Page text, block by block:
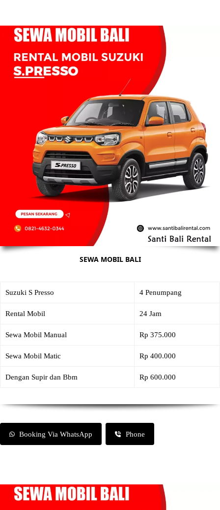
SEWA MOBIL BALI
Suzuki S Presso 4 Penumpang
Rental Mobil 24 Jam
Sewa Mobil Manual Rp 375.000
Sewa Mobil Matic Rp 400.000
Dengan Supir dan Bbm Rp 600.000
Booking Via WhatsApp Phone